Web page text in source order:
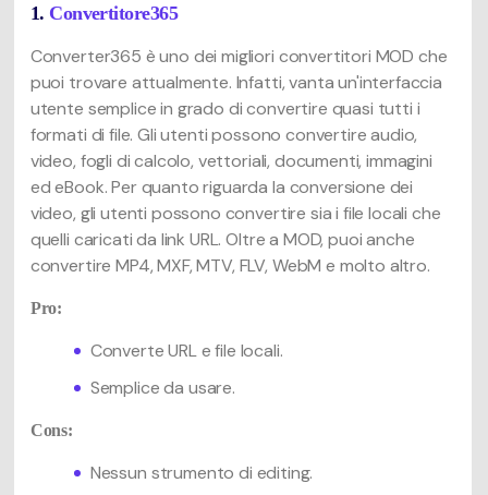
1. Convertitore365
Converter365 è uno dei migliori convertitori MOD che
puoi trovare attualmente. Infatti, vanta un'interfaccia
utente semplice in grado di convertire quasi tutti i
formati di file. Gli utenti possono convertire audio,
video, fogli di calcolo, vettoriali, documenti, immagini
ed eBook. Per quanto riguarda la conversione dei
video, gli utenti possono convertire sia i file locali che
quelli caricati da link URL. Oltre a MOD, puoi anche
convertire MP4, MXF, MTV, FLV, WebM e molto altro.
Pro:
Converte URL e file locali.
Semplice da usare.
Cons:
Nessun strumento di editing.